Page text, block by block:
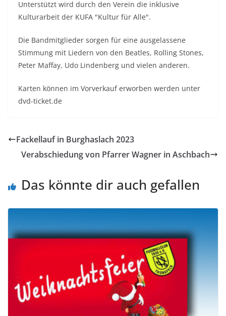
Unterstützt wird durch den Verein die inklusive
Kulturarbeit der KUFA "Kultur für Alle".
Die Bandmitglieder sorgen für eine ausgelassene
Stimmung mit Liedern von den Beatles, Rolling Stones,
Peter Maffay, Udo Lindenberg und vielen anderen.
Karten können im Vorverkauf erworben werden unter
dvd-ticket.de
Fackellauf in Burghaslach 2023
Verabschiedung von Pfarrer Wagner in Aschbach
Das könnte dir auch gefallen